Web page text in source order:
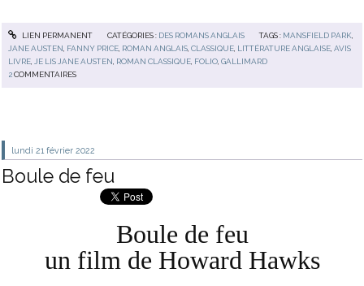
LIEN PERMANENT CATÉGORIES : DES ROMANS ANGLAIS TAGS : MANSFIELD PARK,
JANE AUSTEN, FANNY PRICE, ROMAN ANGLAIS,CLASSIQUE, LITTÉRATURE ANGLAISE,AVIS
LIVRE,JE LIS JANE AUSTEN, ROMAN CLASSIQUE, FOLIO,GALLIMARD
2COMMENTAIRES
lundi 21 février 2022
Boule de feu
Boule de feu
un film de Howard Hawks